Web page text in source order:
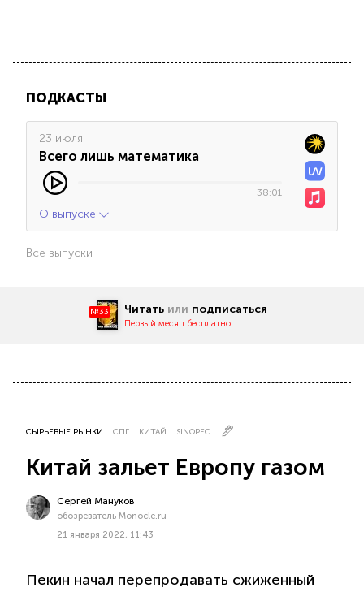
ПОДКАСТЫ
23 июля
Всего лишь математика
38:01
О выпуске
Все выпуски
№33 Читать или подписаться
Первый месяц бесплатно
СЫРЬЕВЫЕ РЫНКИ СПГ КИТАЙ SINOPEC
Китай зальет Европу газом
Сергей Мануков
обозреватель Monocle.ru
21 января 2022, 11:43
Пекин начал перепродавать сжиженный